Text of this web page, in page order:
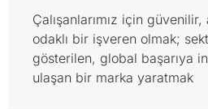
Çalışanlarımız için
odaklı bir işveren olmak;
gösterilen, global başarıya
ulaşan bir marka yaratmak